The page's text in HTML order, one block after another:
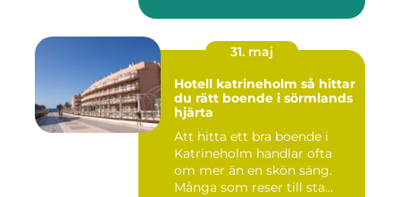
31. maj
Hotell katrineholm så hittar
du rätt boende i sörmlands
hjärta
Att hitta ett bra boende i
Katrineholm handlar ofta
om mer än en skön säng.
Många som reser till sta...